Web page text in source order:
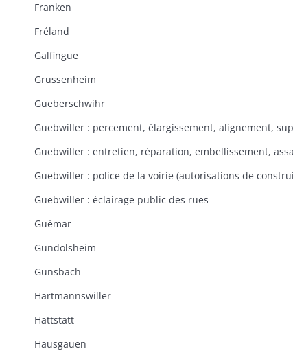
Franken
Fréland
Galfingue
Grussenheim
Gueberschwihr
Guebwiller : éclairage public des rues
Guémar
Gundolsheim
Gunsbach
Hartmannswiller
Hattstatt
Hausgauen